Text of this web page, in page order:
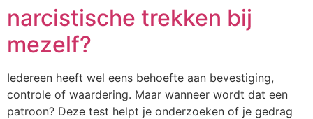
narcistische trekken bij
mezelf?
Iedereen heeft wel eens behoefte aan bevestiging,
controle of waardering. Maar wanneer wordt dat een
patroon? Deze test helpt je onderzoeken of je gedrag